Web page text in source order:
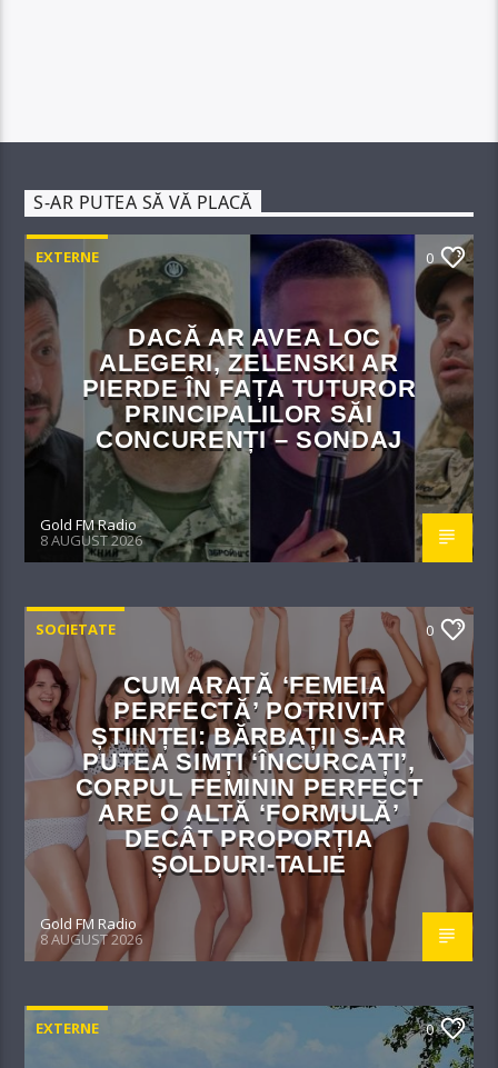
S-AR PUTEA SĂ VĂ PLACĂ
EXTERNE 0
DACĂ AR AVEA LOC
ALEGERI, ZELENSKI AR
PIERDE ÎN FAȚA TUTUROR
PRINCIPALILOR SĂI
CONCURENȚI – SONDAJ
Gold FM Radio
8 AUGUST 2026
SOCIETATE 0
CUM ARATĂ ‘FEMEIA
PERFECTĂ’ POTRIVIT
ȘTIINȚEI: BĂRBAȚII S-AR
PUTEA SIMȚI ‘ÎNCURCAȚI’,
CORPUL FEMININ PERFECT
ARE O ALTĂ ‘FORMULĂ’
DECÂT PROPORȚIA
ȘOLDURI-TALIE
Gold FM Radio
8 AUGUST 2026
EXTERNE 0